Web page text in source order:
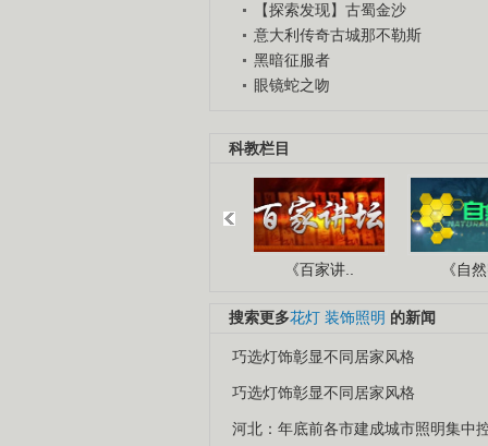
【探索发现】古蜀金沙
意大利传奇古城那不勒斯
黑暗征服者
眼镜蛇之吻
科教栏目
《百家讲.. 《自然
搜索更多花灯 装饰照明 的新闻
巧选灯饰彰显不同居家风格
巧选灯饰彰显不同居家风格
河北：年底前各市建成城市照明集中